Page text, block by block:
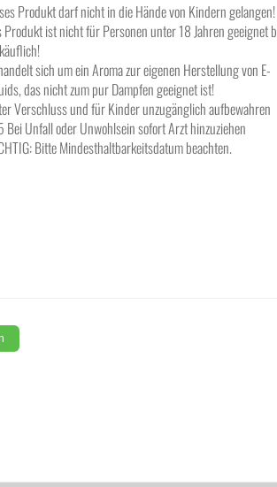
Produkt darf nicht in die Hände von Kindern gelangen!
Produkt ist nicht für Personen unter 18 Jahren geeignet
sich um ein Aroma zur eigenen Herstellung von E-
das nicht zum pur Dampfen geeignet ist!
Verschluss und für Kinder unzugänglich aufbewahren
Bei Unfall oder Unwohlsein sofort Arzt hinzuziehen
Bitte Mindesthaltbarkeitsdatum beachten.